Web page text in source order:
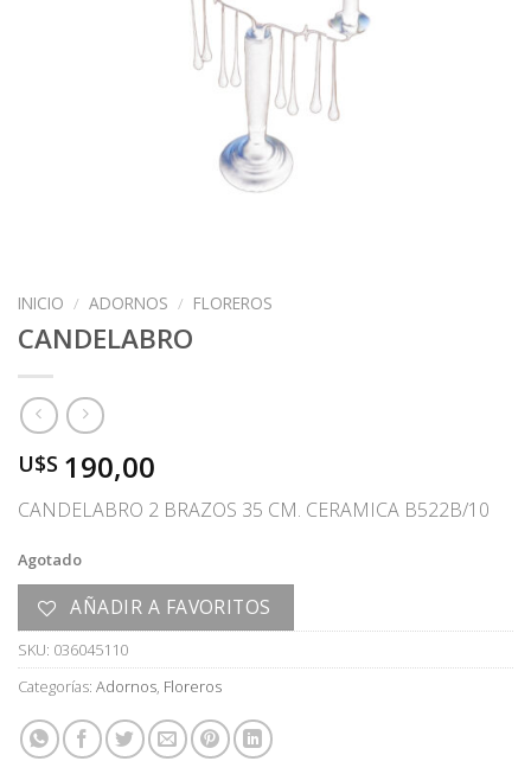
INICIO / ADORNOS / FLOREROS
CANDELABRO
U$S 190,00
CANDELABRO 2 BRAZOS 35 CM. CERAMICA B522B/10
Agotado
AÑADIR A FAVORITOS
SKU: 036045110
Categorías: Adornos, Floreros